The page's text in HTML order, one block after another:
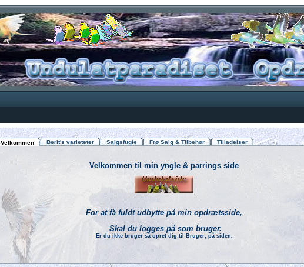
Velkommen Berit's varieteter Salgsfugle Frø Salg & Tilbehør Tilladelser
Velkommen til min yngle & parrings side
For at få fuldt udbytte på min opdrætsside,
Skal du logges på som bruger.
Er du ikke bruger så opret dig til Bruger, på siden.